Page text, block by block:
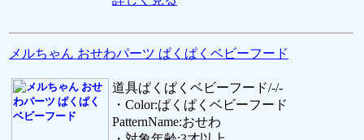
メルちゃん おせわパーツ ぱくぱくベビーフード
道具ぱくぱくベビーフード/-/-
・Color:ぱくぱくベビーフード
PatternName:おせわ